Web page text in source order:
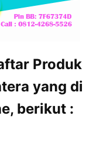
Produk
yang di
berikut :